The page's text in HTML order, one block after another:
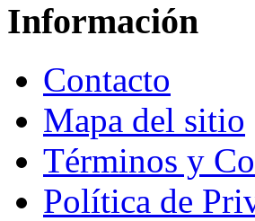
Información
Contacto
Mapa del sitio
Términos y
Política de